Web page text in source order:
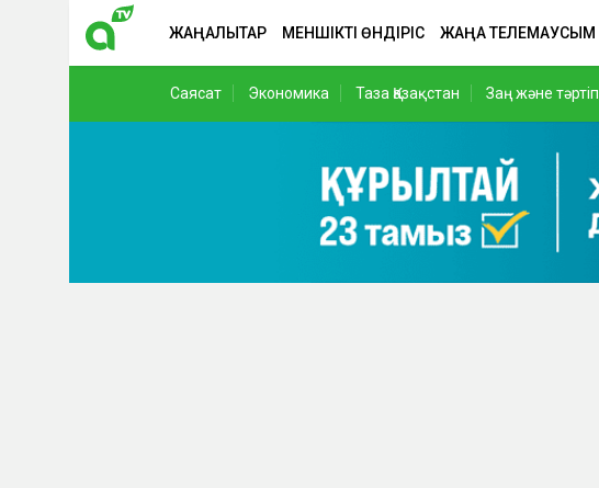
ЖАҢАЛЫҚТАР МЕНШІКТІ ӨНДІРІС ЖАҢА ТЕЛЕМАУСЫМ
Саясат Экономика Таза Қазақстан Заң және тәртіп